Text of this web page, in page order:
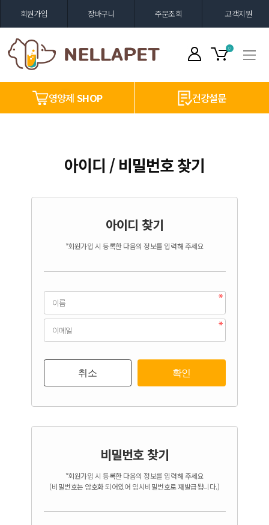
회원가입 장바구니 주문조회 고객지원
0
영양제 SHOP 건강설문
아이디 / 비밀번호 찾기
아이디 찾기
*회원가입 시 등록한 다음의 정보를 입력해 주세요
취소 확인
비밀번호 찾기
*회원가입 시 등록한 다음의 정보를 입력해 주세요
(비밀번호는 암호화 되어있어 임시비밀번호로 재발급됩니다.)